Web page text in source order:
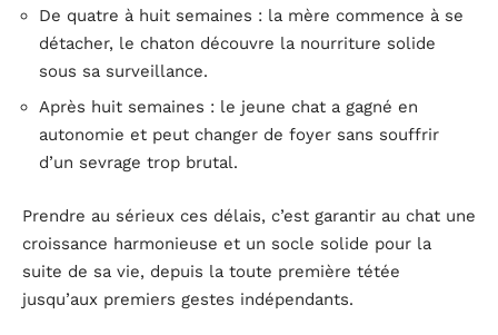
De quatre à huit semaines : la mère commence à se
détacher, le chaton découvre la nourriture solide
sous sa surveillance.
Après huit semaines : le jeune chat a gagné en
autonomie et peut changer de foyer sans souffrir
d’un sevrage trop brutal.
Prendre au sérieux ces délais, c’est garantir au chat une
croissance harmonieuse et un socle solide pour la
suite de sa vie, depuis la toute première tétée
jusqu’aux premiers gestes indépendants.